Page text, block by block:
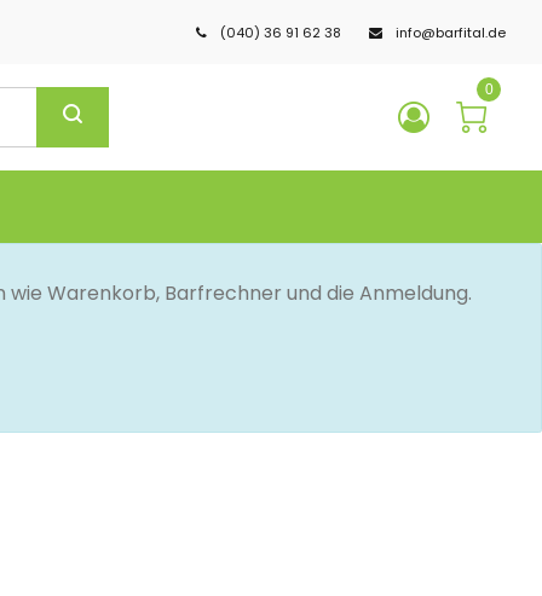
(040) 36 91 62 38 info@barfital.de
0
Warenkorb, Barfrechner und die Anmeldung.